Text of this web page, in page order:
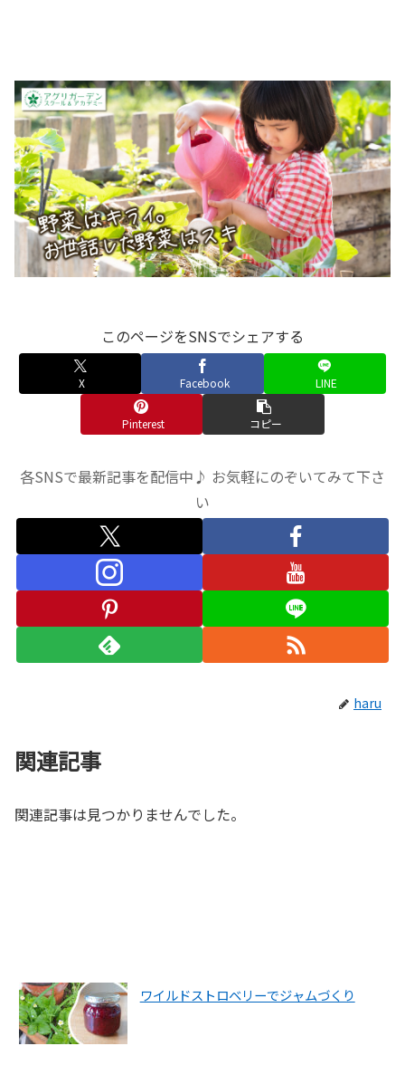
このページをSNSでシェアする
X Facebook LINE
Pinterest コピー
各SNSで最新記事を配信中♪ お気軽にのぞいてみて下さ
い
haru
関連記事
関連記事は見つかりませんでした。
ワイルドストロベリーでジャムづくり